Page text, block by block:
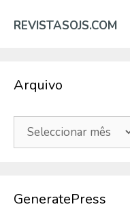
REVISTASOJS.COM
Arquivo
Arquivo
GeneratePress